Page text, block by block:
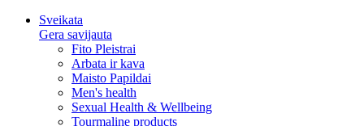
Sveikata
Gera savijauta
Fito Pleistrai
Arbata ir kava
Maisto Papildai
Men's health
Sexual Health & Wellbeing
Tourmaline products